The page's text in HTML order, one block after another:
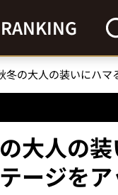
RANKING
大人の
ージを